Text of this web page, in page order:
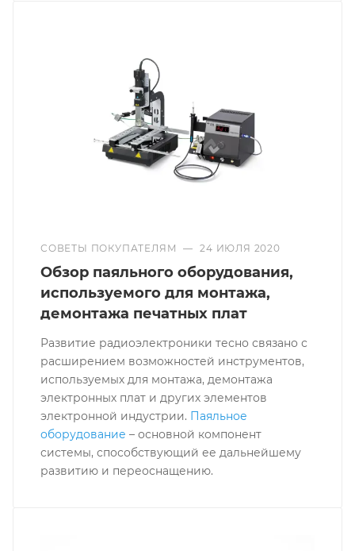
СОВЕТЫ ПОКУПАТЕЛЯМ — 24 ИЮЛЯ 2020
Обзор паяльного оборудования,
используемого для монтажа,
демонтажа печатных плат
Развитие радиоэлектроники тесно связано с
расширением возможностей инструментов,
используемых для монтажа, демонтажа
электронных плат и других элементов
электронной индустрии. Паяльное
оборудование – основной компонент
системы, способствующий ее дальнейшему
развитию и переоснащению.